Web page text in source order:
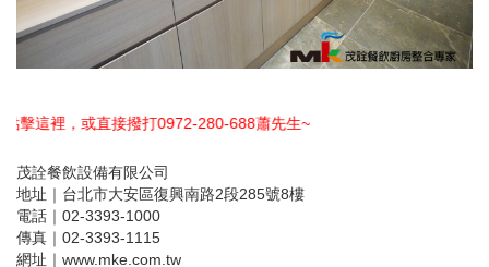
280-688蕭先生~
茂詮餐飲設備有限公司
地址｜台北市大安區復興南路2段285號8樓
電話｜02-3393-1000
傳真｜02-3393-1115
網址｜www.mke.com.tw